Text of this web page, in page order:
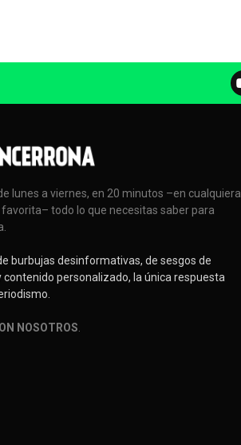
lunes a viernes, en 20 minutos –en cualquiera
todo lo que necesitas saber para
burbujas desinformativas, de sesgos de
personalizado, la única respuesta
NOSOTROS